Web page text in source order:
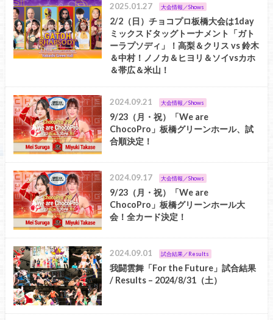
2025.01.27 大会情報／Shows
2/2（日）チョコプロ板橋大会は1day
ミックスドタッグトーナメント「ガト
ーラプソディ」！高梨＆クリス vs 鈴木
＆中村！ノノカ＆ヒヨリ＆ソイvsカホ
＆帯広＆米山！
2024.09.21 大会情報／Shows
9/23（月・祝）「We are
ChocoPro」板橋グリーンホール、試
合順決定！
2024.09.17 大会情報／Shows
9/23（月・祝）「We are
ChocoPro」板橋グリーンホール大
会！全カード決定！
2024.09.01 試合結果／Results
我闘雲舞「For the Future」試合結果
/ Results – 2024/8/31（土）